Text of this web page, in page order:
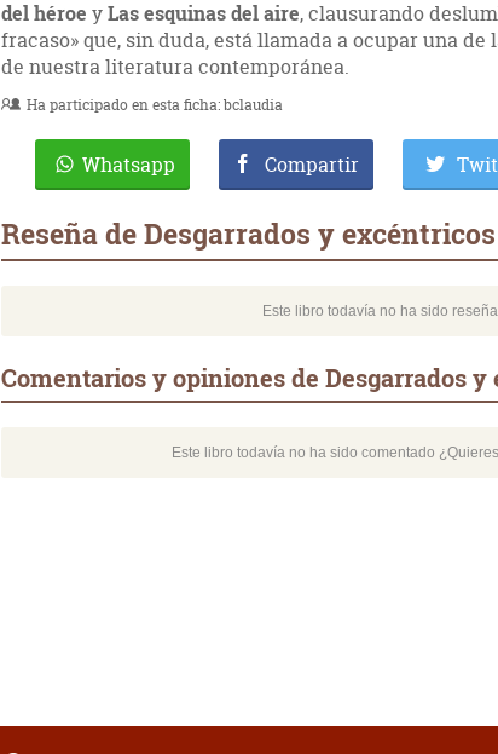
del héroe yLas esquinas del aire, clausurando
fracaso» que, sin duda, está llamada a ocupar una
de nuestra literatura contemporánea.
Ha participado en esta ficha:bclaudia
Whatsapp Compartir
Reseña de Desgarrados y excéntricos
Este libro todavía no ha sido
Comentarios y opiniones de Desgarrados
Este libro todavía no ha sido comentado ¿Quieres